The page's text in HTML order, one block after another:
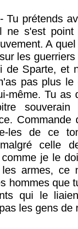
Tu prétends
ne s'est point
A
les
de Sparte, et
pas plus
même. Tu as
les de ce
celle
je le
armes, ce
hommes que
qui le
les gens de